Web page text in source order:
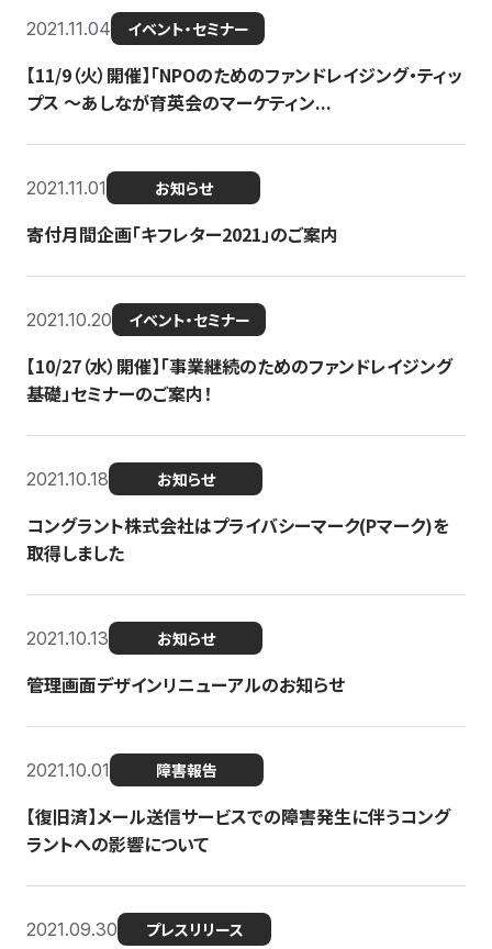
2021.11.04 イベント・セミナー
【11/9（火）開催】「NPOのためのファンドレイジング・ティッ
プス 〜あしなが育英会のマーケティン...
2021.11.01 お知らせ
寄付月間企画「キフレター2021」のご案内
2021.10.20 イベント・セミナー
【10/27（水）開催】「事業継続のためのファンドレイジング
基礎」セミナーのご案内！
2021.10.18 お知らせ
コングラント株式会社はプライバシーマーク(Pマーク)を
取得しました
2021.10.13 お知らせ
管理画面デザインリニューアルのお知らせ
2021.10.01 障害報告
【復旧済】メール送信サービスでの障害発生に伴うコング
ラントへの影響について
2021.09.30 プレスリリース